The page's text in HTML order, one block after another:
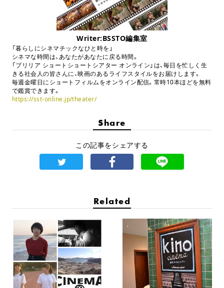
Writer:BSSTO編集室
「暮らしにシネマチックなひと時を」
シネマな時間は、あなたがあなたに戻る時間。
「ブリリア ショートショートシアター オンライン」は、毎日を忙しく生
きる社会人の皆さんに、映画のあるライフスタイルをお届けします。
毎週金曜日にショートフィルムをオンライン配信。常時10本ほどを無料
で鑑賞できます。
https://sst-online.jp/theater/
Share
この記事をシェアする
Related